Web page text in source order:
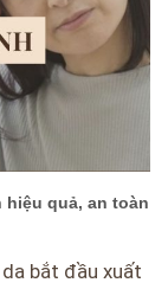
hiệu quả, an toàn
bắt đầu xuất